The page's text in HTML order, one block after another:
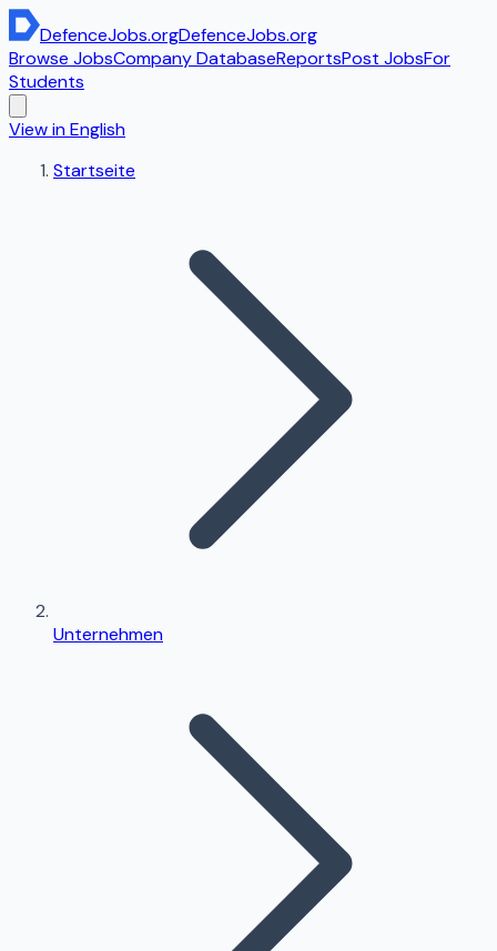
DefenceJobs.orgDefenceJobs.org
Browse JobsCompany DatabaseReportsPost JobsFor
Students
View in English
Startseite
Unternehmen